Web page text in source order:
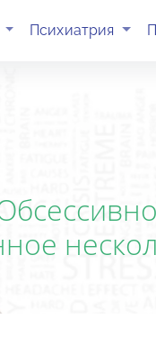
(current)Психиатрия